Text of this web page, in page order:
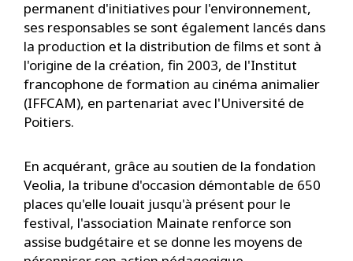
permanent d'initiatives pour l'environnement,
ses responsables se sont également lancés dans
la production et la distribution de films et sont à
l'origine de la création, fin 2003, de l'Institut
francophone de formation au cinéma animalier
(IFFCAM), en partenariat avec l'Université de
Poitiers.
En acquérant, grâce au soutien de la fondation
Veolia, la tribune d'occasion démontable de 650
places qu'elle louait jusqu'à présent pour le
festival, l'association Mainate renforce son
assise budgétaire et se donne les moyens de